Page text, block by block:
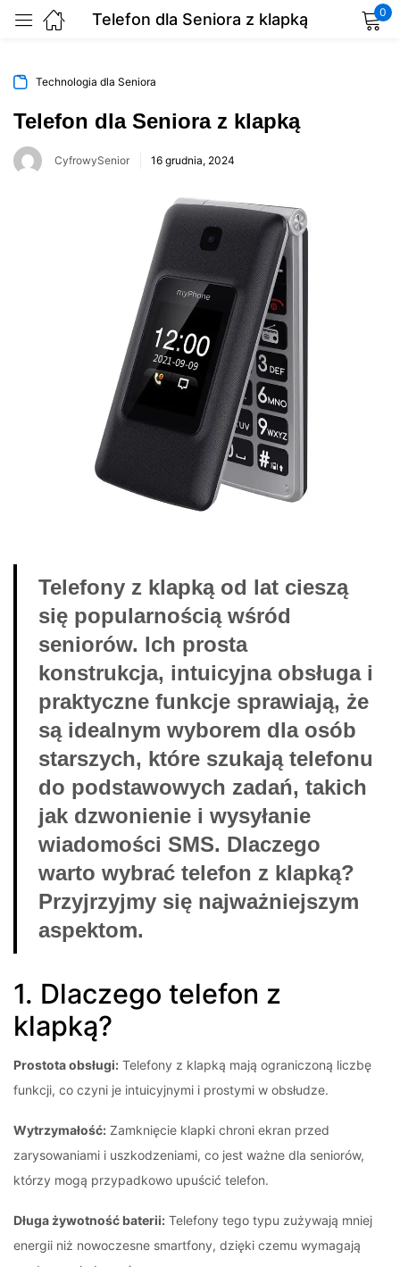
Telefon dla Seniora z klapką 0
Technologia dla Seniora
Telefon dla Seniora z klapką
CyfrowySenior 16 grudnia, 2024
Telefony z klapką od lat cieszą
się popularnością wśród
seniorów. Ich prosta
konstrukcja, intuicyjna obsługa i
praktyczne funkcje sprawiają, że
są idealnym wyborem dla osób
starszych, które szukają telefonu
do podstawowych zadań, takich
jak dzwonienie i wysyłanie
wiadomości SMS. Dlaczego
warto wybrać telefon z klapką?
Przyjrzyjmy się najważniejszym
aspektom.
1. Dlaczego telefon z
klapką?
Prostota obsługi: Telefony z klapką mają ograniczoną liczbę
funkcji, co czyni je intuicyjnymi i prostymi w obsłudze.
Wytrzymałość: Zamknięcie klapki chroni ekran przed
zarysowaniami i uszkodzeniami, co jest ważne dla seniorów,
którzy mogą przypadkowo upuścić telefon.
Długa żywotność baterii: Telefony tego typu zużywają mniej
energii niż nowoczesne smartfony, dzięki czemu wymagają
Zapamiętaj Zapomniałeś hasła?
Zaloguj
Zarejestruj się